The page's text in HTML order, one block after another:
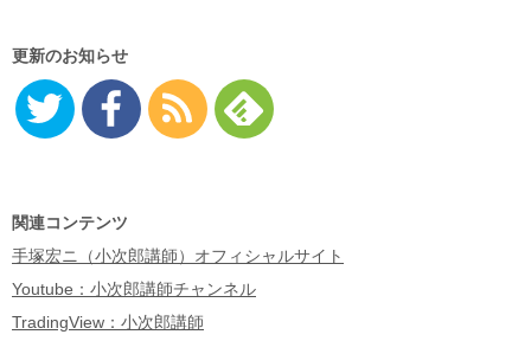
更新のお知らせ
関連コンテンツ
手塚宏ニ（小次郎講師）オフィシャルサイト
Youtube：小次郎講師チャンネル
TradingView：小次郎講師